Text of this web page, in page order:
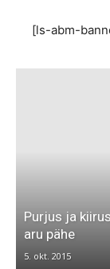
[ls-abm-
Purjus ja
aru pähe
5. okt. 2015